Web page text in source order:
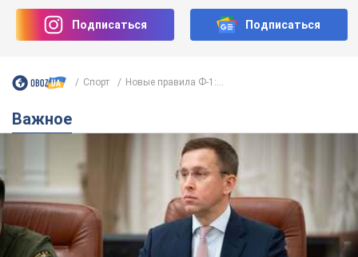
Подписаться Подписаться
Спорт Новые правила Ф-1:...
Важное